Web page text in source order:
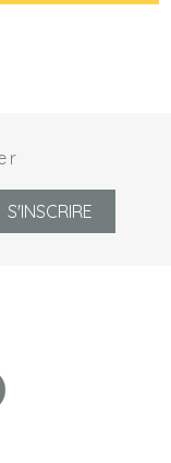
S'INSCRIRE